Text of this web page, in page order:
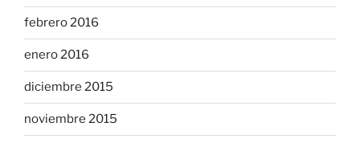
febrero 2016
enero 2016
diciembre 2015
noviembre 2015